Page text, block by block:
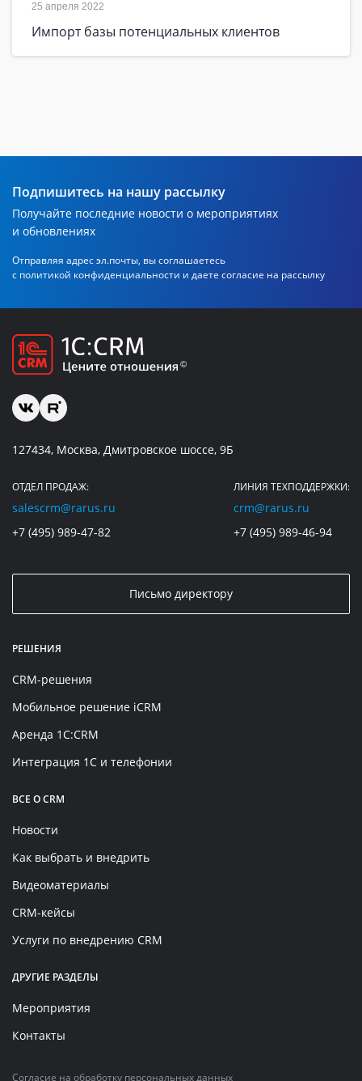
25 апреля 2022
Импорт базы потенциальных клиентов
Подпишитесь на нашу рассылку
Получайте последние новости о мероприятиях
и обновлениях
Отправляя адрес эл.почты, вы соглашаетесь
с политикой конфиденциальности и даете согласие на рассылку
127434, Москва, Дмитровское шоссе, 9Б
ОТДЕЛ ПРОДАЖ:
salescrm@rarus.ru
+7 (495) 989-47-82
ЛИНИЯ ТЕХПОДДЕРЖКИ:
crm@rarus.ru
+7 (495) 989-46-94
Письмо директору
РЕШЕНИЯ
CRM-решения
Мобильное решение iCRM
Аренда 1C:CRM
Интеграция 1С и телефонии
ВСЕ О CRM
Новости
Как выбрать и внедрить
Видеоматериалы
CRM-кейсы
Услуги по внедрению CRM
ДРУГИЕ РАЗДЕЛЫ
Мероприятия
Контакты
Согласие на обработку персональных данных